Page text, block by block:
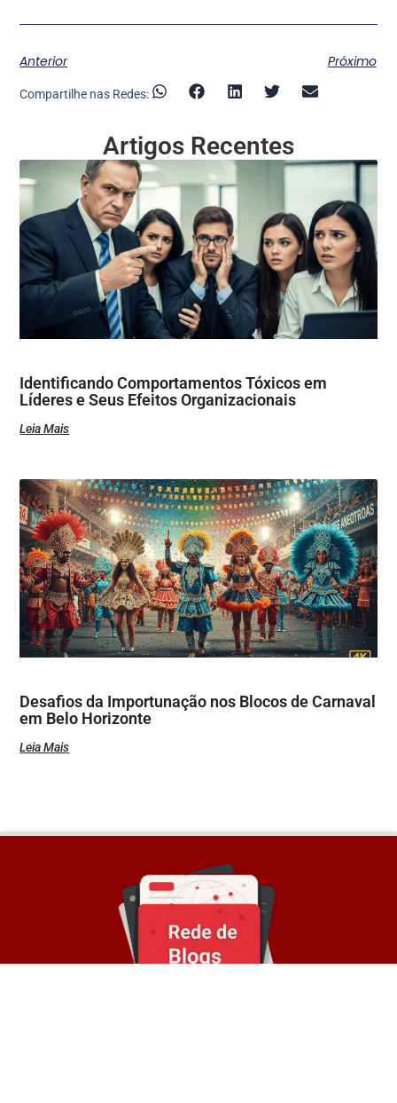
Anterior Próximo
Compartilhe nas Redes:
Artigos Recentes
Identificando Comportamentos Tóxicos em
Líderes e Seus Efeitos Organizacionais
Leia Mais
Desafios da Importunação nos Blocos de Carnaval
em Belo Horizonte
Leia Mais